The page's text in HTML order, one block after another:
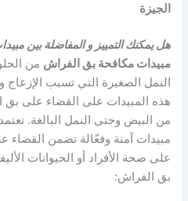
الجيزة
هل يمكنك التمييز و المفاضلة بين
مبيدات مكافحة بق الفراش من
النمل الصغيرة التي تسبب الإزعاج
هذه المبيدات على القضاء على بق
من البيض وحتى النمل البالغة.
مبيدات آمنة وفعّالة تضمن القضاء
على صحة الأفراد أو الحيوانات
بق الفراش: